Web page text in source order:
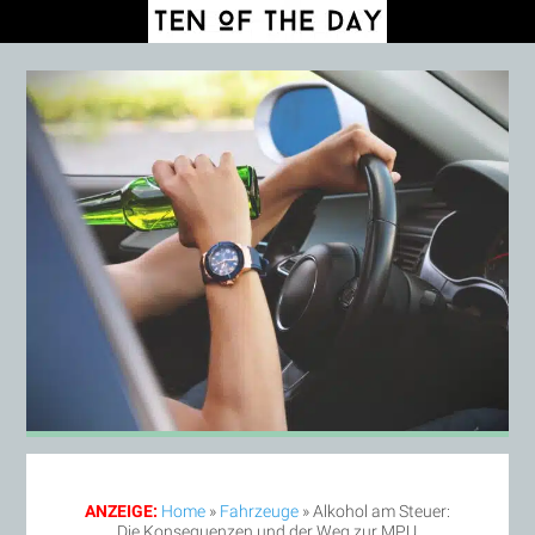
ANZEIGE: Home» Fahrzeuge»Alkohol am Steuer: